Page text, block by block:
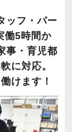
きたいと思
方
働きたい方
／在宅勤務制
ッフ・パー
働5時間か
事・育児都
に対応。
けます！